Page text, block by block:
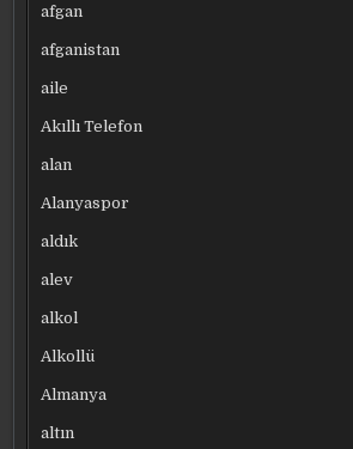
afgan
afganistan
aile
Akıllı Telefon
alan
Alanyaspor
aldık
alev
alkol
Alkollü
Almanya
altın